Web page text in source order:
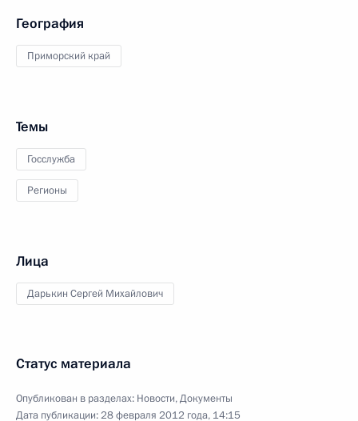
География
Приморский край
Темы
Госслужба
Регионы
Лица
Дарькин Сергей Михайлович
Статус материала
Опубликован в разделах: Новости,Документы
Дата публикации:28 февраля 2012 года, 14:15